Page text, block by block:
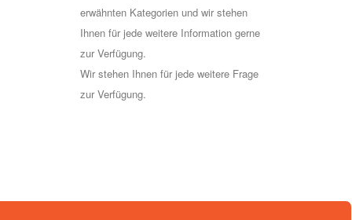
erwähnten Kategorien und wir stehen
Ihnen für jede weitere Information gerne
zur Verfügung.
Wir stehen Ihnen für jede weitere Frage
zur Verfügung.